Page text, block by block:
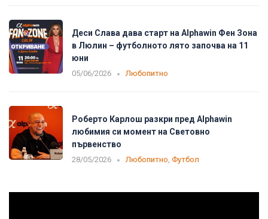
Деси Слава дава старт на Alphawin Фен Зона
в Люлин – футболното лято започва на 11
юни
05/06/2026 Любопитно
Роберто Карлош разкри пред Alphawin
любимия си момент на Световно
първенство
28/05/2026 Любопитно, Футбол